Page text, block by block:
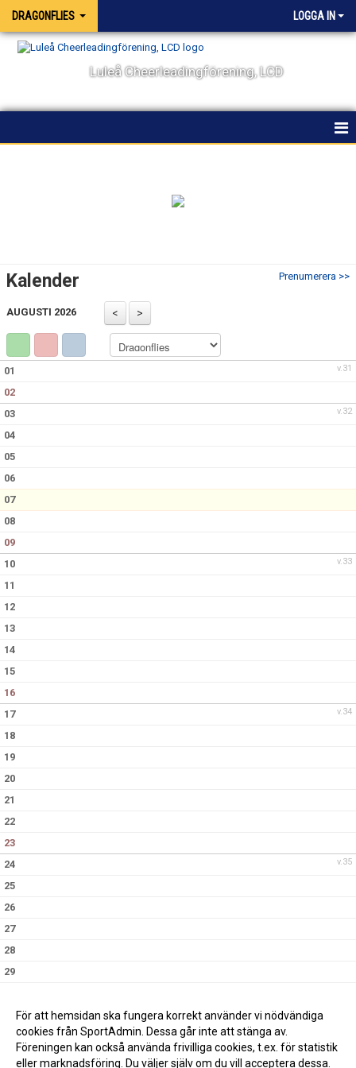
DRAGONFLIES LOGGA IN
Luleå Cheerleadingförening, LCD
Prenumerera >>
Kalender
AUGUSTI 2026
v.31
01
02
v.32
03
04
05
06
07
08
09
v.33
10
11
12
13
14
15
16
v.34
17
18
19
20
21
22
23
v.35
24
25
26
27
28
29
För att hemsidan ska fungera korrekt använder vi nödvändiga
cookies från SportAdmin. Dessa går inte att stänga av.
Föreningen kan också använda frivilliga cookies, t.ex. för statistik
eller marknadsföring. Du väljer själv om du vill acceptera dessa.